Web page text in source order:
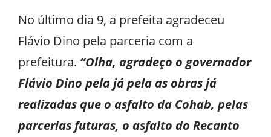
No último dia 9, a prefeita agradeceu
Flávio Dino pela parceria com a
prefeitura. “Olha, agradeço o governador
Flávio Dino pela já pela as obras já
realizadas que o asfalto da Cohab, pelas
parcerias futuras, o asfalto do Recanto